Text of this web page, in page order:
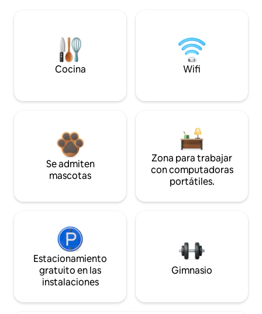
Cocina Wifi
Se admiten
mascotas
Zona para trabajar
con computadoras
portátiles.
Estacionamiento
gratuito en las
instalaciones
Gimnasio